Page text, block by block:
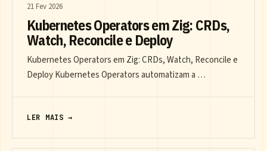
21 Fev 2026
Kubernetes Operators em Zig: CRDs,
Watch, Reconcile e Deploy
Kubernetes Operators em Zig: CRDs, Watch, Reconcile e
Deploy Kubernetes Operators automatizam a …
LER MAIS →